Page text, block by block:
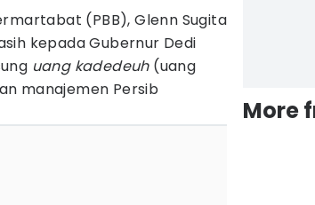
(PBB), Glenn Sugita
kepada Gubernur Dedi
uang kadedeuh(uang
manajemen Persib
More